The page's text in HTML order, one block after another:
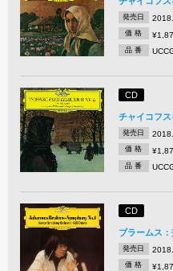
発売日
価 格
品 番
CD
チャイコフ
発売日
価 格
品 番
CD
ブラームス
発売日
価 格